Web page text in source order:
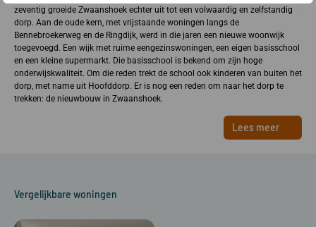
zeventig groeide Zwaanshoek echter uit tot een volwaardig en zelfstandig
dorp. Aan de oude kern, met vrijstaande woningen langs de
Bennebroekerweg en de Ringdijk, werd in die jaren een nieuwe woonwijk
toegevoegd. Een wijk met ruime eengezinswoningen, een eigen basisschool
en een kleine supermarkt. Die basisschool is bekend om zijn hoge
onderwijskwaliteit. Om die reden trekt de school ook kinderen van buiten het
dorp, met name uit Hoofddorp. Er is nog een reden om naar het dorp te
trekken: de nieuwbouw in Zwaanshoek.
Lees meer
Vergelijkbare woningen